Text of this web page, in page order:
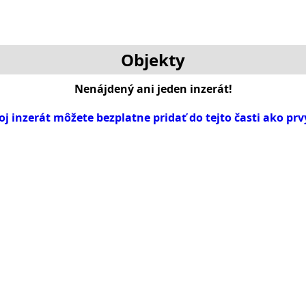
Objekty
Nenájdený ani jeden inzerát!
inzerát môžete bezplatne pridať do tejto časti ako